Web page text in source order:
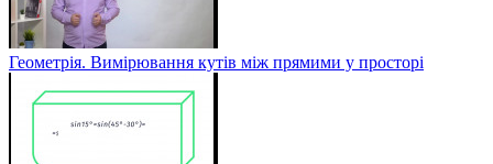
Геометрія. Вимірювання кутів між прямими у просторі